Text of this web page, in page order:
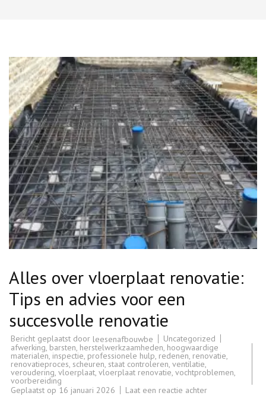
Alles over vloerplaat renovatie:
Tips en advies voor een
succesvolle renovatie
Bericht geplaatst door leesenafbouwbe
Uncategorized
afwerking, barsten, herstelwerkzaamheden, hoogwaardige
materialen, inspectie, professionele hulp, redenen, renovatie,
renovatieproces, scheuren, staat controleren, ventilatie,
veroudering, vloerplaat, vloerplaat renovatie, vochtproblemen,
voorbereiding
Geplaatst op 16 januari 2026 Laat een reactie achterop